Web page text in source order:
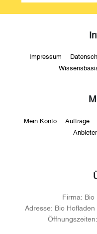
Impressum
Mein Konto Aufträge
Firma: Bio
Adresse: Bio Hofladen
Öffnungszeiten: